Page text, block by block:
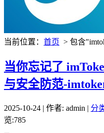
当前位置： 首页 > 包含
当你忘记了
与安全防范-
2025-10-24 | 作者: admin | 分
览:785